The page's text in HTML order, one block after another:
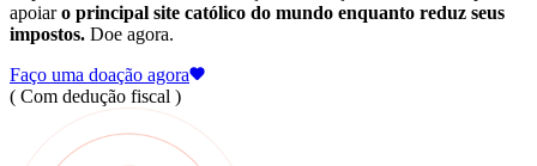
apoiaro principal site católico do mundo enquanto reduz seus
impostos. Doe agora.
Faço uma doação agora
( Com dedução fiscal )